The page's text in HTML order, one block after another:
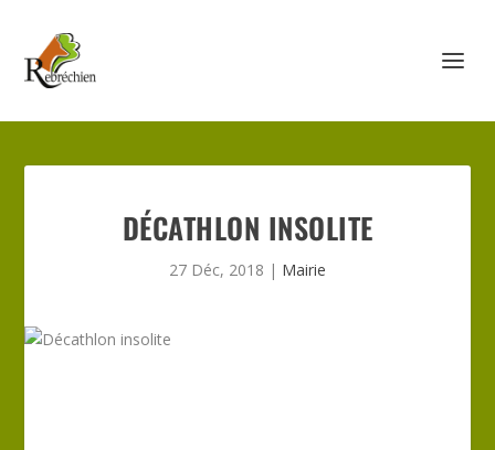
DÉCATHLON INSOLITE
27 Déc, 2018 | Mairie